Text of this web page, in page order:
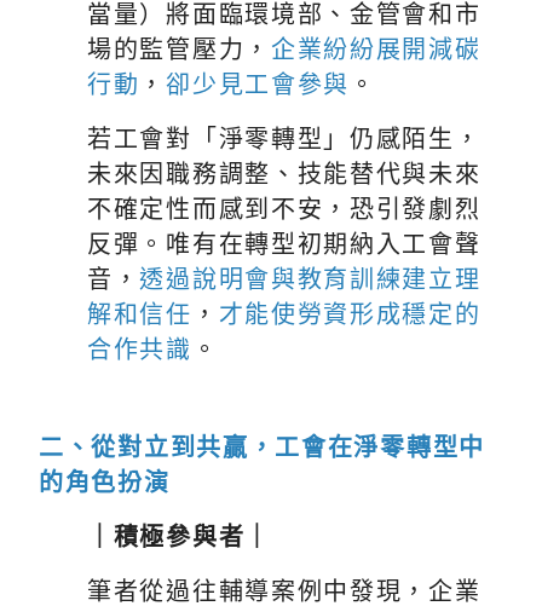
當量）將面臨環境部、金管會和市
場的監管壓力， 企業紛紛展開減碳
行動 ，卻少見工會參與 。
若工會對「淨零轉型」仍感陌生，
未來因職務調整、技能替代與未來
不確定性而感到不安，恐引發劇烈
反彈。唯有在轉型初期納入工會聲
音，透過說明會與教育訓練建立理
解和信任 ， 才能使勞資形成穩定的
合作共識 。
二、從對立到共贏，工會在淨零轉型中
的角色扮演
｜積極參與者｜
筆者從過往輔導案例中發現，企業